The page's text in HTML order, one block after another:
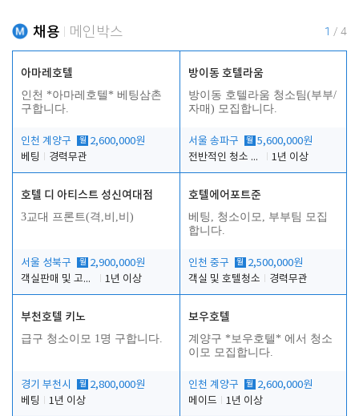
채용 메인박스 1 / 4
아마레호텔
인천 *아마레호텔* 베팅삼촌
구합니다.
인천 계양구 월 2,600,000원
베팅
경력무관
방이동 호텔라움
방이동 호텔라움 청소팀(부부/
자매) 모집합니다.
서울 송파구 월 5,600,000원
전반적인 청소 업무(객실청소.객실정리)
1년 이상
호텔 디 아티스트 성신여대점
3교대 프론트(격,비,비)
서울 성북구 월 2,900,000원
객실판매 및 고객응대
1년 이상
호텔에어포트준
베팅, 청소이모, 부부팀 모집
합니다.
인천 중구 월 2,500,000원
객실 및 호텔청소
경력무관
부천호텔 키노
급구 청소이모 1명 구합니다.
경기 부천시 월 2,800,000원
베팅
1년 이상
보우호텔
계양구 *보우호텔* 에서 청소
이모 모집합니다.
인천 계양구 월 2,600,000원
메이드
1년 이상